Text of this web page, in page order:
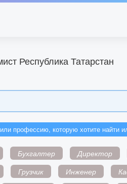
Республика Татарстан
профессию, которую хотите найти
Бухгалтер Директор
Грузчик Инженер